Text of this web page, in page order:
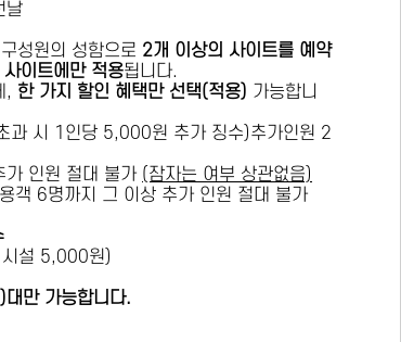
날
성원의 성함으로 2개 이상의 사이트를 예약
이트에만 적용됩니다.
, 한 가지 할인 혜택만 선택(적용) 가능합니
과 시 1인당 5,000원 추가 징수)추가인원 2
가 인원 절대 불가 (잠자는 여부 상관없음)
객 6명까지 그 이상 추가 인원 절대 불가
설 5,000원)
만 가능합니다.